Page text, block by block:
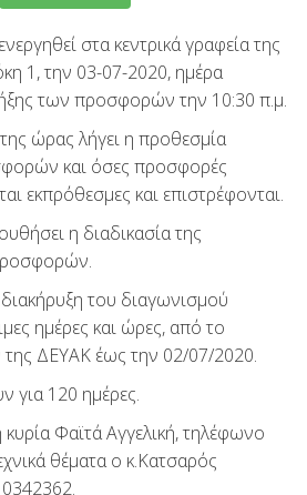
στα κεντρικά γραφεία της
1, την 03-07-2020, ημέρα
των προσφορών την 10:30 π.μ.
ώρας λήγει η προθεσμία
και όσες προσφορές
εκπρόθεσμες και επιστρέφονται.
η διαδικασία της
του διαγωνισμού
ημέρες και ώρες, από το
ΔΕΥΑΚ έως την 02/07/2020.
για 120 ημέρες.
Φαϊτά Αγγελική, τηλέφωνο
θέματα ο κ.Κατσαρός